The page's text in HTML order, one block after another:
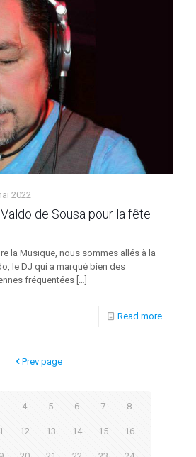
2022
de Sousa pour la fête
la Musique, nous sommes allés à la
le DJ qui a marqué bien des
fréquentées […]
Read more
Prev page
4 5 6 7 8
12 13 14 15 16